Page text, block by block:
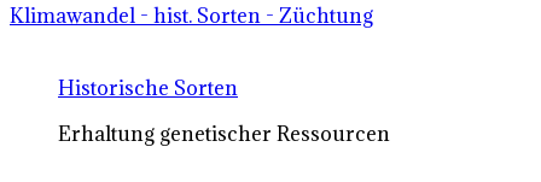
Klimawandel - hist. Sorten - Züchtung
Historische Sorten
Erhaltung genetischer Ressourcen